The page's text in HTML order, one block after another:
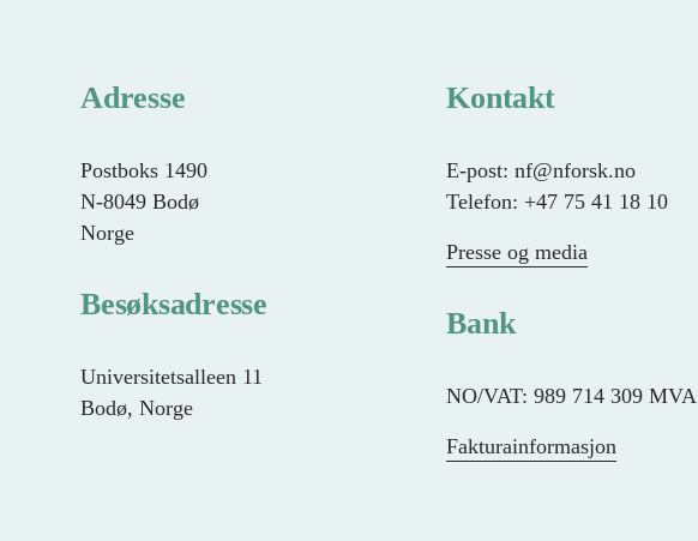
Adresse
Postboks 1490
N-8049 Bodø
Norge
Besøksadresse
Universitetsalleen 11
Bodø, Norge
Kontakt
E-post: nf@nforsk.no
Telefon: +47 75 41 18 10
Presse og media
Bank
NO/VAT: 989 714 309 MVA
Fakturainformasjon